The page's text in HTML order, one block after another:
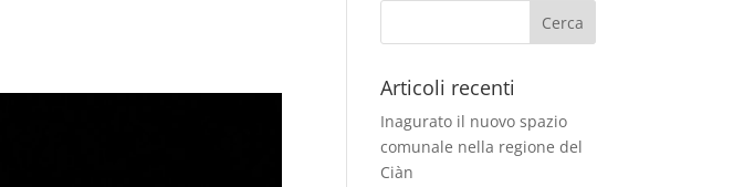
Articoli recenti
Inagurato il nuovo spazio
comunale nella regione del
Ciàn